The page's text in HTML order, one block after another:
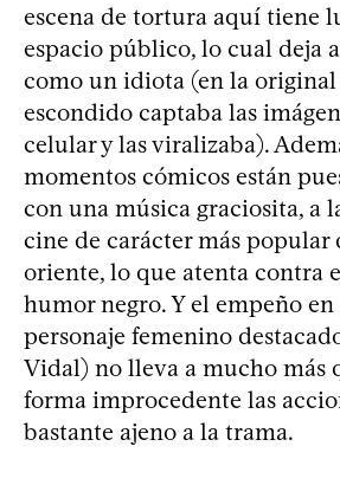
escena de tortura aquí tiene
espacio público, lo cual deja
como un idiota (en la
escondido captaba las
celular y las viralizaba).
momentos cómicos están
con una música graciosita, a
cine de carácter más popular
oriente, lo que atenta contra
humor negro. Y el empeño
personaje femenino
Vidal) no lleva a mucho más
forma improcedente las
bastante ajeno a la trama.